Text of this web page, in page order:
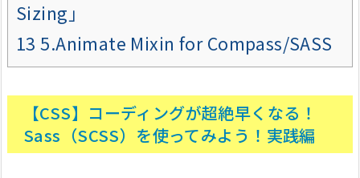
Sizing」
13 5.Animate Mixin for Compass/SASS
【CSS】コーディングが超絶早くなる！
Sass（SCSS）を使ってみよう！実践編